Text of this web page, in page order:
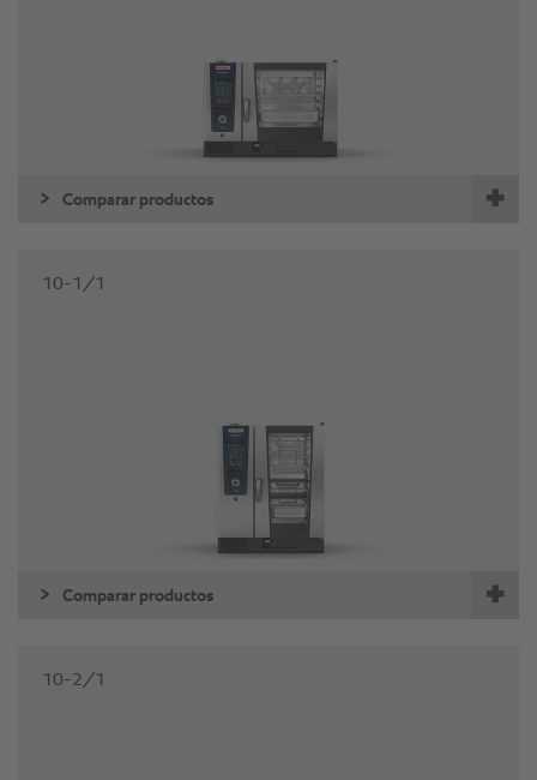
Comparar productos
10-1/1
Comparar productos
10-2/1